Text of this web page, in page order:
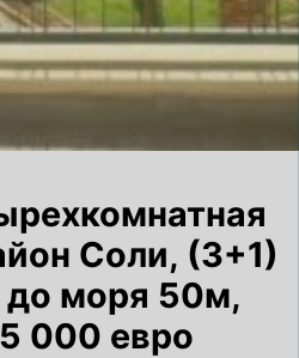
Соли, (3+1)
до моря 50м,
000 евро